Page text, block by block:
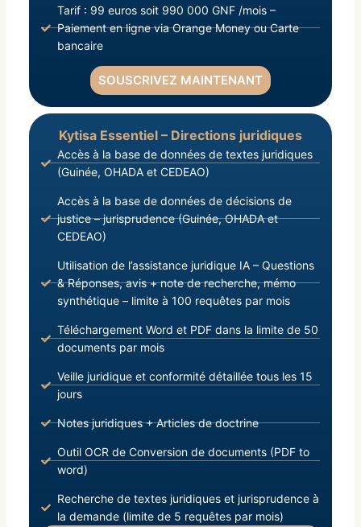
Tarif : 99 euros soit 990 000 GNF /mois –
Paiement en ligne via Orange Money ou Carte
bancaire
SOUSCRIVEZ MAINTENANT
Kytisa Essentiel – Directions juridiques
Accès à la base de données de textes juridiques
(Guinée, OHADA et CEDEAO)
Accès à la base de données de décisions de
justice – jurisprudence (Guinée, OHADA et
CEDEAO)
Utilisation de l’assistance juridique IA – Questions
& Réponses, avis + note de recherche, mémo
synthétique – limite à 100 requêtes par mois
Téléchargement Word et PDF dans la limite de 50
documents par mois
Veille juridique et conformité détaillée tous les 15
jours
Notes juridiques + Articles de doctrine
Outil OCR de Conversion de documents (PDF to
word)
Recherche de textes juridiques et jurisprudence à
la demande (limite de 5 requêtes par mois)